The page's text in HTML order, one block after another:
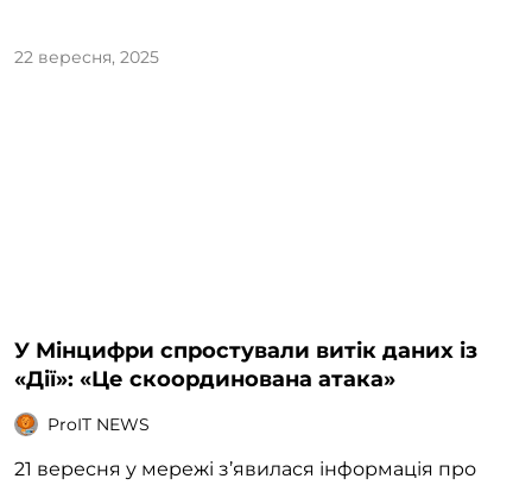
22 вересня, 2025
У Мінцифри спростували витік даних із
«Дії»: «Це скоординована атака»
ProIT NEWS
21 вересня у мережі з’явилася інформація про